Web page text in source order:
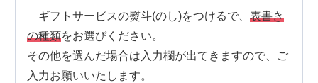
ギフトサービスの熨斗(のし)をつけるで、表書き
の種類をお選びください。
その他を選んだ場合は入力欄が出てきますので、ご
入力お願いいたします。